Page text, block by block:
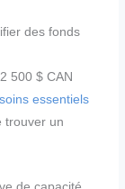
des fonds
500 $ CAN
essentiels
trouver un